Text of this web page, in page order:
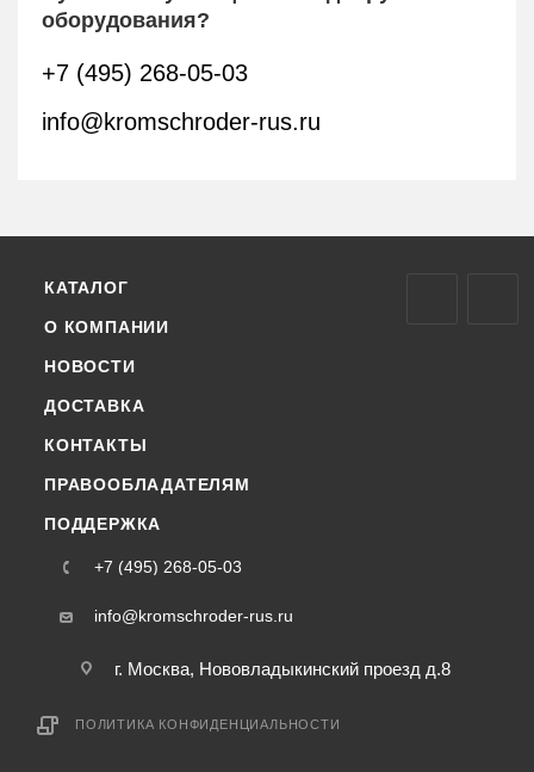
оборудования?
+7 (495) 268-05-03
info@kromschroder-rus.ru
КАТАЛОГ
О КОМПАНИИ
НОВОСТИ
ДОСТАВКА
КОНТАКТЫ
ПРАВООБЛАДАТЕЛЯМ
ПОДДЕРЖКА
+7 (495) 268-05-03
info@kromschroder-rus.ru
г. Москва, Нововладыкинский проезд д.8
ПОЛИТИКА КОНФИДЕНЦИАЛЬНОСТИ